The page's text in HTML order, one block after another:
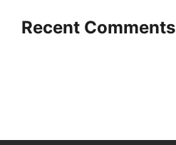
Recent Comments